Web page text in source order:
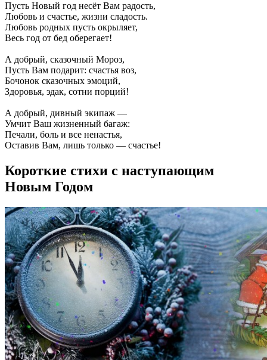
Пусть Новый год несёт Вам радость,
Любовь и счастье, жизни сладость.
Любовь родных пусть окрыляет,
Весь год от бед оберегает!
А добрый, сказочный Мороз,
Пусть Вам подарит: счастья воз,
Бочонок сказочных эмоций,
Здоровья, эдак, сотни порций!
А добрый, дивный экипаж —
Умчит Ваш жизненный багаж:
Печали, боль и все ненастья,
Оставив Вам, лишь только — счастье!
Короткие стихи с наступающим
Новым Годом